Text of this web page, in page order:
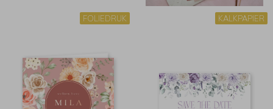
FOLIEDRUK KALKPAPIER